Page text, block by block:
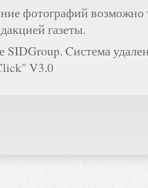
фотографий возможно
газеты.
Cистема
V3.0